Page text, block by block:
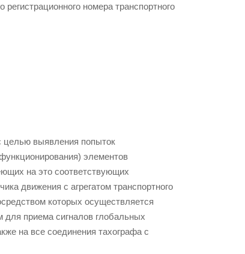
номера транспортного
целью выявления попыток
элементов
на это соответствующих
движения с агрегатом транспортного
которых осуществляется
для приема сигналов глобальных
на все соединения тахографа с